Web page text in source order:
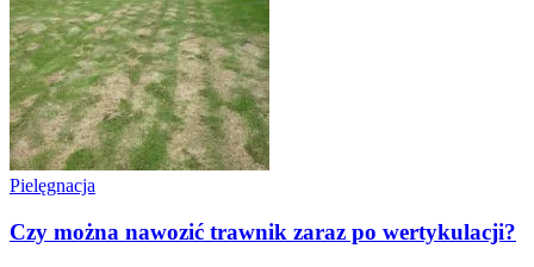
Pielęgnacja
Czy można nawozić trawnik zaraz po wertykulacji?